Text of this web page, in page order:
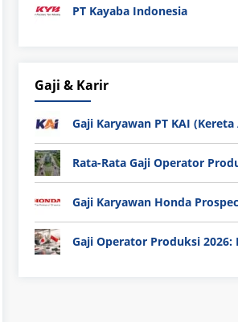
PT Kayaba Indonesia
Gaji & Karir